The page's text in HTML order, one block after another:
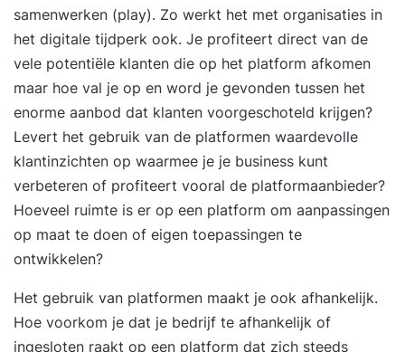
samenwerken (play). Zo werkt het met organisaties in
het digitale tijdperk ook. Je profiteert direct van de
vele potentiële klanten die op het platform afkomen
maar hoe val je op en word je gevonden tussen het
enorme aanbod dat klanten voorgeschoteld krijgen?
Levert het gebruik van de platformen waardevolle
klantinzichten op waarmee je je business kunt
verbeteren of profiteert vooral de platformaanbieder?
Hoeveel ruimte is er op een platform om aanpassingen
op maat te doen of eigen toepassingen te
ontwikkelen?
Het gebruik van platformen maakt je ook afhankelijk.
Hoe voorkom je dat je bedrijf te afhankelijk of
ingesloten raakt op een platform dat zich steeds